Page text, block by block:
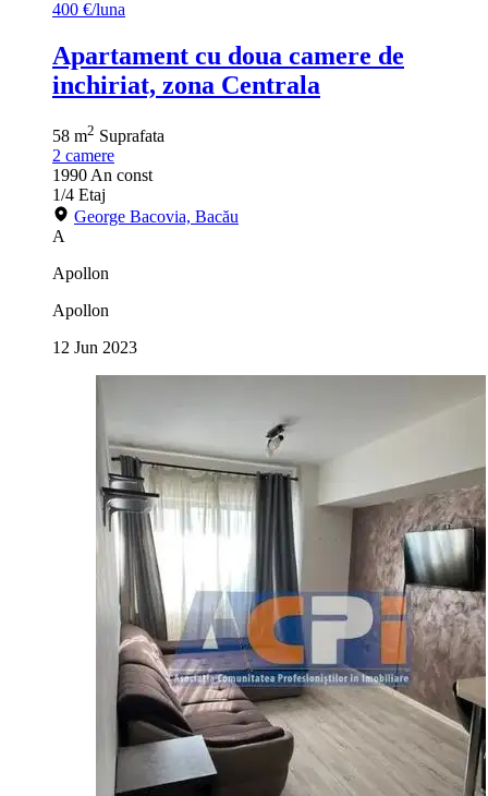
400 €/luna
Apartament cu doua camere de
inchiriat, zona Centrala
58 m2 Suprafata
2 camere
1990 An const
1/4 Etaj
George Bacovia, Bacău
A
Apollon
Apollon
12 Jun 2023